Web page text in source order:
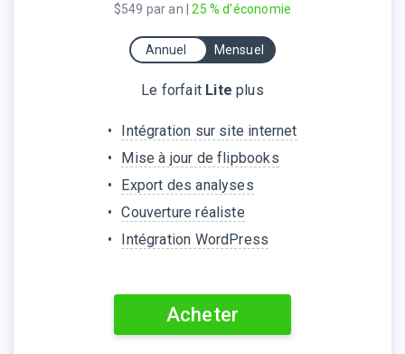
$549 par an |25 % d'économie
Annuel Mensuel
Le forfait Lite plus
Intégration sur site internet
Mise à jour de flipbooks
Export des analyses
Couverture réaliste
Intégration WordPress
Acheter